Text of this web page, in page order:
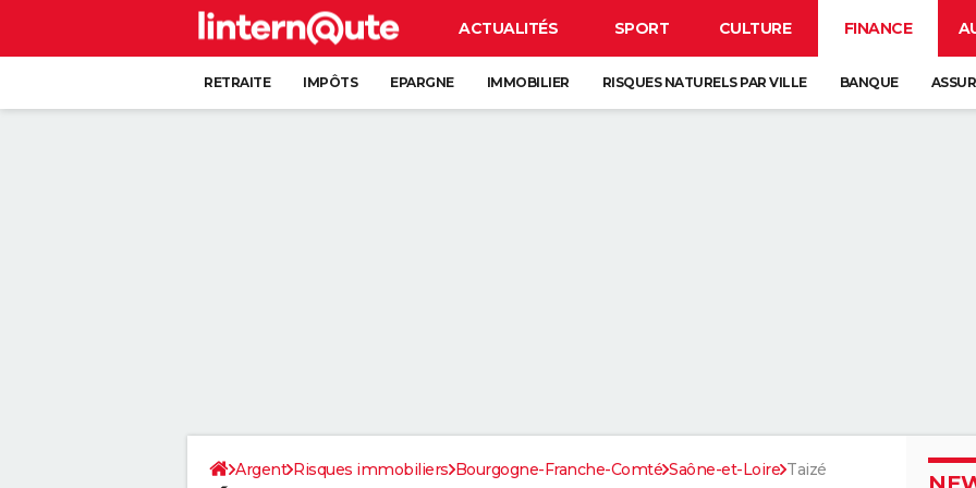
ACTUALITÉS SPORT CULTURE FINANCE
RETRAITE IMPÔTS EPARGNE IMMOBILIER RISQUES NATURELS PAR VILLE BANQUE
Argent Risques immobiliers Bourgogne-Franche-Comté Saône-et-Loire Taizé